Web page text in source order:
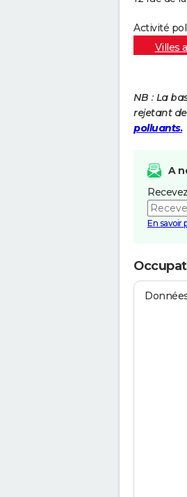
Activité
Villes
NB : La
rejetant
polluants.
A
En savoir